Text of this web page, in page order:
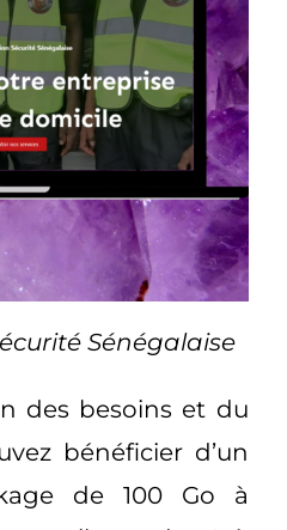
Sénégalaise
des besoins et du
bénéficier d’un
de 100 Go à